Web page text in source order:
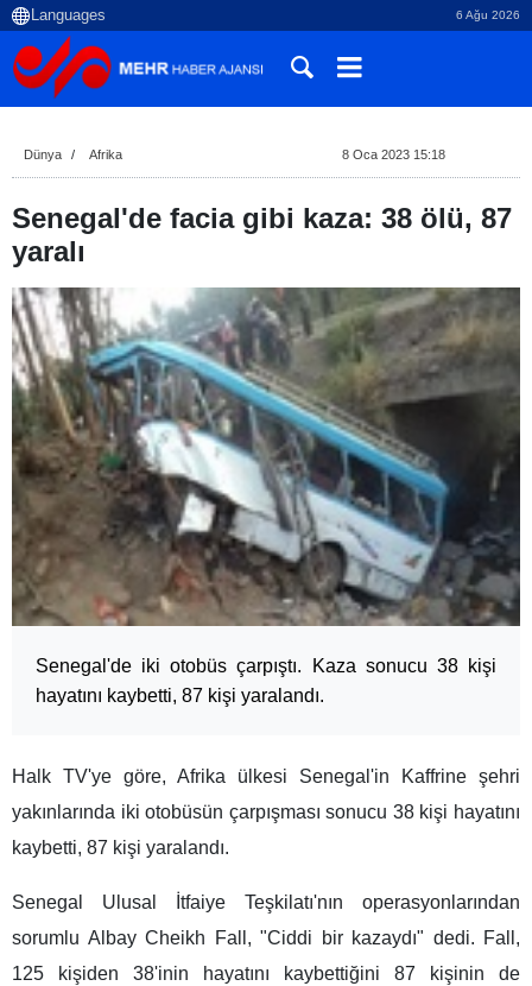
6 Ağu 2026
Dünya Afrika 8 Oca 2023 15:18
Senegal'de facia gibi kaza: 38 ölü, 87
yaralı
Senegal'de iki otobüs çarpıştı. Kaza sonucu 38 kişi
hayatını kaybetti, 87 kişi yaralandı.
Halk TV'ye göre, Afrika ülkesi Senegal'in Kaffrine şehri
yakınlarında iki otobüsün çarpışması sonucu 38 kişi hayatını
kaybetti, 87 kişi yaralandı.
Senegal Ulusal İtfaiye Teşkilatı'nın operasyonlarından
sorumlu Albay Cheikh Fall, "Ciddi bir kazaydı" dedi. Fall,
125 kişiden 38'inin hayatını kaybettiğini 87 kişinin de